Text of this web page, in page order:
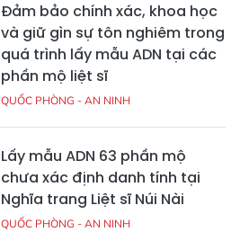
Đảm bảo chính xác, khoa học
và giữ gìn sự tôn nghiêm trong
quá trình lấy mẫu ADN tại các
phần mộ liệt sĩ
QUỐC PHÒNG - AN NINH
Lấy mẫu ADN 63 phần mộ
chưa xác định danh tính tại
Nghĩa trang Liệt sĩ Núi Nài
QUỐC PHÒNG - AN NINH